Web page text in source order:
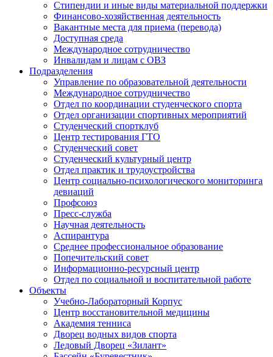
Стипендии и иные виды материальной поддержки
Финансово-хозяйственная деятельность
Вакантные места для приема (перевода)
Доступная среда
Международное сотрудничество
Инвалидам и лицам с ОВЗ
Подразделения
Управление по образовательной деятельности
Международное сотрудничество
Отдел по координации студенческого спорта
Отдел организации спортивных мероприятий
Студенческий спортклуб
Центр тестирования ГТО
Студенческий совет
Студенческий культурный центр
Отдел практик и трудоустройства
Центр социально-психологического мониторинга
девиаций
Профсоюз
Пресс-служба
Научная деятельность
Аспирантура
Среднее профессиональное образование
Попечительский совет
Информационно-ресурсный центр
Отдел по социальной и воспитательной работе
Объекты
Учебно-Лабораторный Корпус
Центр восстановительной медицины
Академия тенниса
Дворец водных видов спорта
Ледовый Дворец «Зилант»